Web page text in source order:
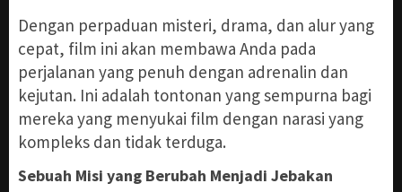
Dengan perpaduan misteri, drama, dan alur yang
cepat, film ini akan membawa Anda pada
perjalanan yang penuh dengan adrenalin dan
kejutan. Ini adalah tontonan yang sempurna bagi
mereka yang menyukai film dengan narasi yang
kompleks dan tidak terduga.
Sebuah Misi yang Berubah Menjadi Jebakan